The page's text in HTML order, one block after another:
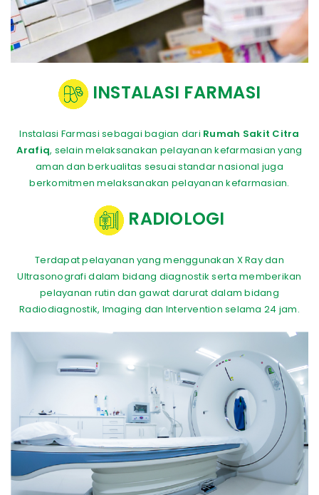
INSTALASI FARMASI
Instalasi Farmasi sebagai bagian dari Rumah Sakit Citra
Arafiq, selain melaksanakan pelayanan kefarmasian yang
aman dan berkualitas sesuai standar nasional juga
berkomitmen melaksanakan pelayanan kefarmasian.
RADIOLOGI
Terdapat pelayanan yang menggunakan X Ray dan
Ultrasonografi dalam bidang diagnostik serta memberikan
pelayanan rutin dan gawat darurat dalam bidang
Radiodiagnostik, Imaging dan Intervention selama 24 jam.